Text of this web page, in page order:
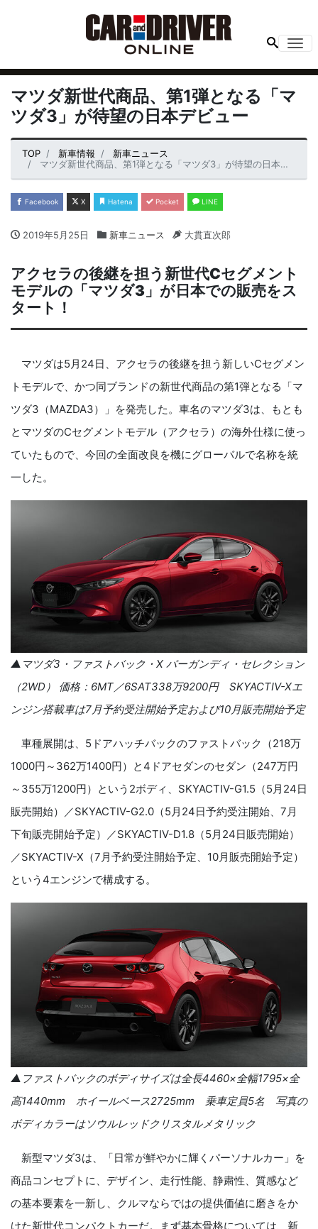
マツダ新世代商品、第1弾となる「マ
ツダ3」が待望の日本デビュー
TOP 新車情報
新車ニュース
マツダ新世代商品、第1弾となる「マツダ3」が待望の日本デビュー
Facebook X Hatena Pocket LINE
2019年5月25日 新車ニュース 大貫直次郎
アクセラの後継を担う新世代Cセグメント
モデルの「マツダ3 」が日本での販売をス
タート！
マツダは5月 24日、アクセラの後継を担う新しいCセグメン
トモデルで、かつ同ブランドの新世代商品の第1弾となる「マ
ツダ3 （MAZDA3）」を発売した。車名のマツダ3は、もとも
とマツダのCセグメントモデル（アクセラ）の海外仕様に使っ
ていたもので、 今回の全面改良を機にグローバルで名称を統
一した。
▲マツダ3 ・ファストバック・ X バーガンディ・セレクション
（2WD） 価格： 6MT／6SAT338万9200円 SKYACTIV-Xエ
ンジン搭載車は7月予約受注開始予定および10月販売開始予定
車種展開は、 5 ドアハッチバックのファストバック（218万
1000円～ 362万1400円）と4 ドアセダンのセダン（247万円
～ 355万1200円）という 2ボディ、 SKYACTIV-G1.5 （5月 24日
販売開始）／SKYACTIV-G2.0 （5月 24日予約受注開始、 7月
下旬販売開始予定）／SKYACTIV-D1.8 （5月 24日販売開始）
／SKYACTIV-X （7月予約受注開始予定、 10月販売開始予定）
という 4エンジンで構成する。
▲ファストバックのボディサイズは全長4460×全幅1795×全
高1440mm ホイールベース2725mm 乗車定員5名 写真の
ボディカラーはソウルレッドクリスタルメタリック
新型マツダ3は、「日常が鮮やかに輝くパーソナルカー」を
商品コンセプトに、デザイン、走行性能、静粛性、質感など
の基本要素を一新し、クルマならではの提供価値に磨きをか
けた新世代コンパクトカーだ。まず基本骨格については、新